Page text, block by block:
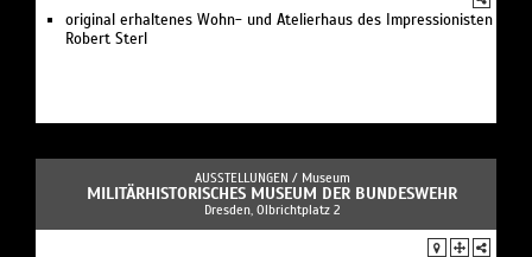
original erhaltenes Wohn- und Atelierhaus des Impressionisten
Robert Sterl
AUSSTELLUNGEN / Museum
MILITÄRHISTORISCHES MUSEUM DER BUNDESWEHR
Dresden, Olbrichtplatz 2